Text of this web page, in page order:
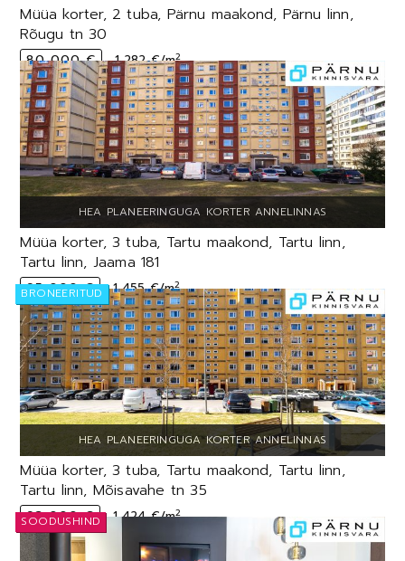
Müüa korter, 2 tuba, Pärnu maakond, Pärnu linn,
Rõugu tn 30
80 000 € 1 282 €/m2
Müüa korter, 3 tuba, Tartu maakond, Tartu linn,
Tartu linn, Jaama 181
95 000 € 1 455 €/m2
Müüa korter, 3 tuba, Tartu maakond, Tartu linn,
Tartu linn, Mõisavahe tn 35
93 000 € 1 424 €/m2